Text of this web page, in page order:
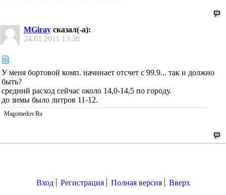
MGiray сказал(-а):
24.01.2011 13:38
У меня бортовой комп. начинает отсчет с 99.9... так и должно
быть?
средний расход сейчас около 14,0-14,5 по городу.
до зимы было литров 11-12.
Magomedov.Ru
Вход Регистрация Полная версия Вверх